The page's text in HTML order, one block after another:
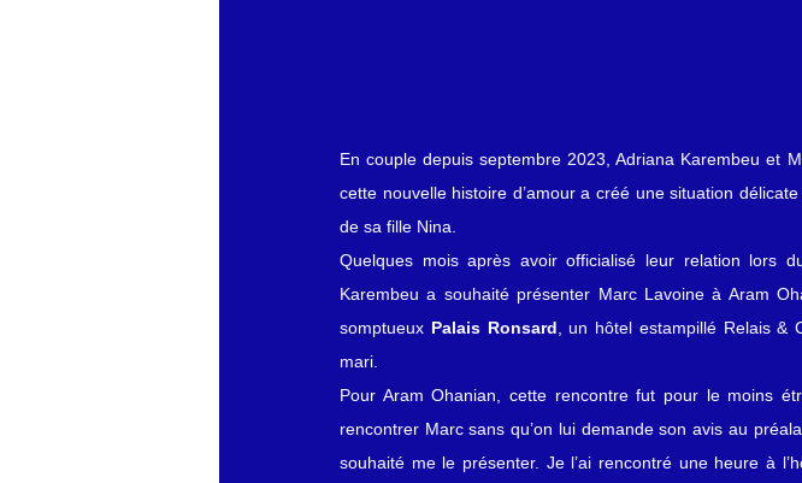
En couple depuis septembre 2023, Adriana Karembeu et
cette nouvelle histoire d’amour a créé une situation
de sa fille Nina.
Quelques mois après avoir officialisé leur relation lors
Karembeu a souhaité présenter Marc Lavoine à Aram
somptueux Palais Ronsard, un hôtel estampillé Relais &
mari.
Pour Aram Ohanian, cette rencontre fut pour le moins
rencontrer Marc sans qu’on lui demande son avis au
souhaité me le présenter. Je l’ai rencontré une heure à